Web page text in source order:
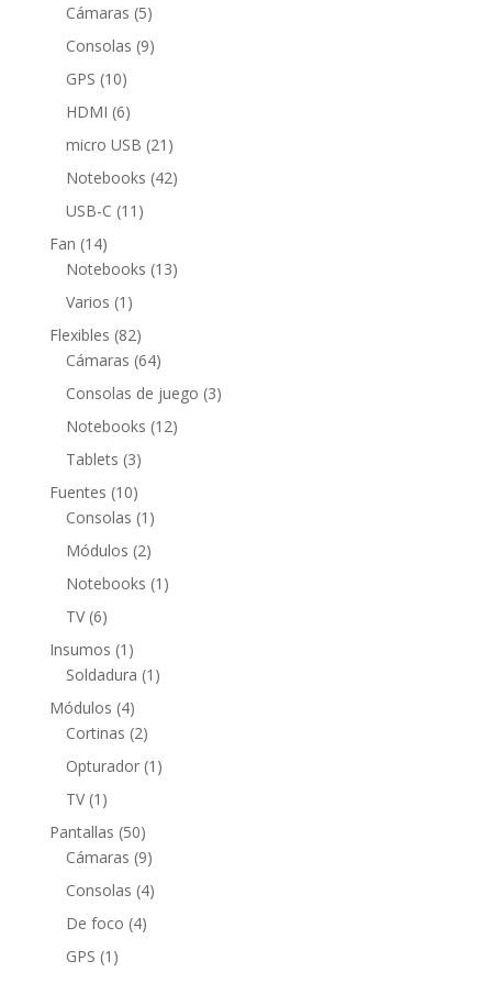
Cámaras 55
productos
Consolas 99
GPS 1010
productos
HDMI 66
productos
micro USB 21 21
productos
Notebooks 4242
USB-C 11 11
Fan 1414
productos
Notebooks 1313
Varios 1 1
producto
Flexibles 8282
productos
Cámaras 6464
productos
Consolas de juego 33
Notebooks 1212
Tablets 33
productos
Fuentes 1010
productos
Consolas 1 1
producto
Módulos 22
productos
Notebooks 1 1
TV 66
productos
Insumos 1 1
producto
Soldadura 1 1
Módulos 44
productos
Cortinas 22
productos
Opturador 1 1
TV 1 1
producto
Pantallas 5050
productos
Cámaras 99
productos
Consolas 44
De foco 44
GPS 1 1